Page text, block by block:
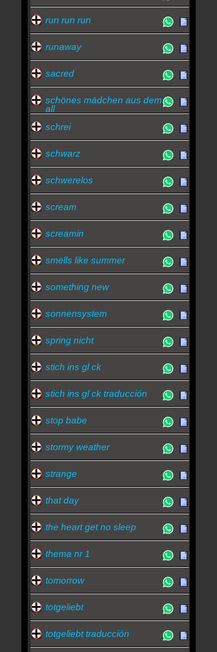
run run run
runaway
sacred
schönes mädchen aus dem
all
schrei
schwarz
schwerelos
scream
screamin
smells like summer
something new
sonnensystem
spring nicht
stich ins gl ck
stich ins gl ck traducción
stop babe
stormy weather
strange
that day
the heart get no sleep
thema nr 1
tomorrow
totgeliebt
totgeliebt traducción